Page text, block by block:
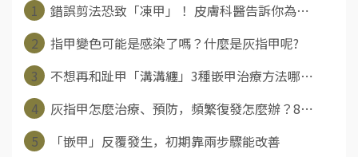
1
錯誤剪法恐致「凍甲」！ 皮膚科醫告訴你為⋯
2
指甲變色可能是感染了嗎？什麼是灰指甲呢?
3
不想再和趾甲「溝溝纏」3種嵌甲治療方法哪⋯
4
灰指甲怎麼治療、預防，頻繁復發怎麼辦？8⋯
5
「嵌甲」反覆發生，初期靠兩步驟能改善